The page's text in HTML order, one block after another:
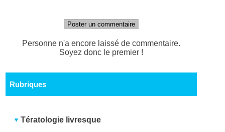
Poster un commentaire
Personne n'a encore laissé de commentaire.
Soyez donc le premier !
Rubriques
Tératologie livresque